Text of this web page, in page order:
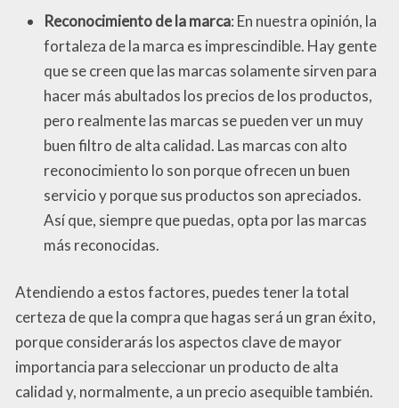
Reconocimiento de la marca: En nuestra opinión, la
fortaleza de la marca es imprescindible. Hay gente
que se creen que las marcas solamente sirven para
hacer más abultados los precios de los productos,
pero realmente las marcas se pueden ver un muy
buen filtro de alta calidad. Las marcas con alto
reconocimiento lo son porque ofrecen un buen
servicio y porque sus productos son apreciados.
Así que, siempre que puedas, opta por las marcas
más reconocidas.
Atendiendo a estos factores, puedes tener la total
certeza de que la compra que hagas será un gran éxito,
porque considerarás los aspectos clave de mayor
importancia para seleccionar un producto de alta
calidad y, normalmente, a un precio asequible también.